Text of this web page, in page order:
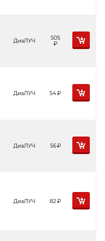
ДиаЛУЧ
505
Р
ДиаЛУЧ 54Р
ДиаЛУЧ 56Р
ДиаЛУЧ 82Р